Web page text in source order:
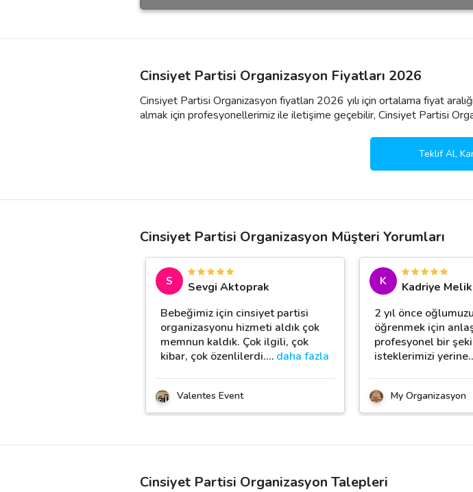
Cinsiyet Partisi Organizasyon Fiyatları 2026
Cinsiyet Partisi Organizasyon fiyatları 2026 yılı için ortalama fiyat
almak için profesyonellerimiz ile iletişime geçebilir, Cinsiyet Partisi
Teklif Al,
Cinsiyet Partisi Organizasyon Müşteri Yorumları
S
Sevgi Aktoprak
Bebeğimiz için cinsiyet partisi
organizasyonu hizmeti aldık çok
memnun kaldık. Çok ilgili, çok
kibar, çok özenlilerdi.… daha fazla
Valentes Event
K
Kadriye
2 yıl önce
öğrenmek için
profesyonel bir
isteklerimizi yerine
My Organizasyon
Cinsiyet Partisi Organizasyon Talepleri